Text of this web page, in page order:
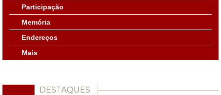
Participação
Memória
Endereços
Mais
DESTAQUES